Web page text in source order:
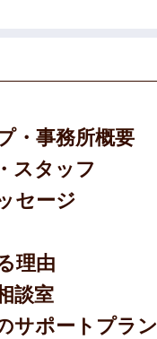
・事務所概要
スタッフ
セージ
理由
談室
サポートプラン